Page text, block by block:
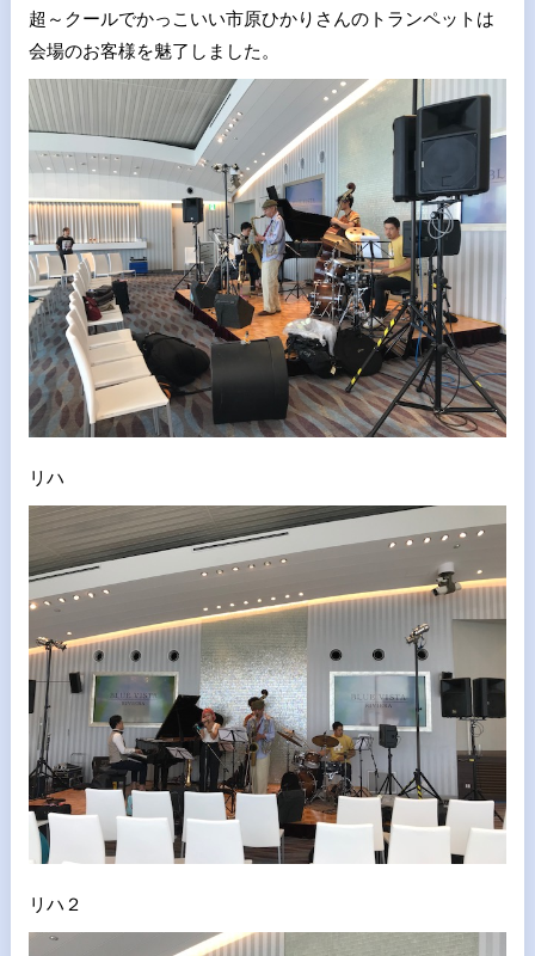
超～クールでかっこいい市原ひかりさんのトランペットは
会場のお客様を魅了しました。
リハ
リハ２